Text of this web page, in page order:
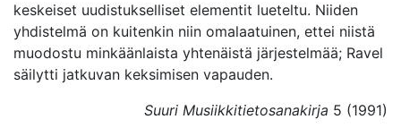
keskeiset uudistukselliset elementit lueteltu. Niiden
yhdistelmä on kuitenkin niin omalaatuinen, ettei niistä
muodostu minkäänlaista yhtenäistä järjestelmää; Ravel
säilytti jatkuvan keksimisen vapauden.
Suuri Musiikkitietosanakirja 5 (1991)